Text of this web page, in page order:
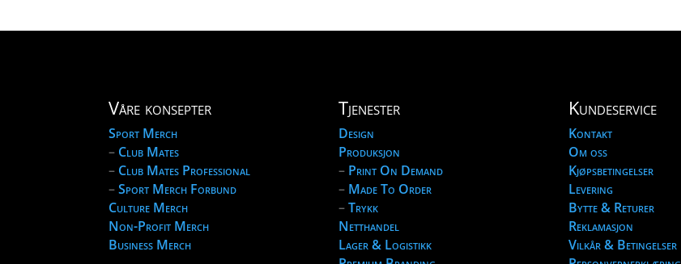
Våre konsepter
Sport Merch
– Club Mates
– Club Mates Professional
–Sport Merch Forbund
Culture Merch
Non-Profit Merch
Business Merch
Tjenester
Design
Produksjon
– Print On Demand
– Made To Order
–Trykk
Netthandel
Lager & Logistikk
Kundeservice
Kontakt
Om oss
Kjøpsbetingelser
Levering
Bytte & Returer
Reklamasjon
Vilkår & Betingelser